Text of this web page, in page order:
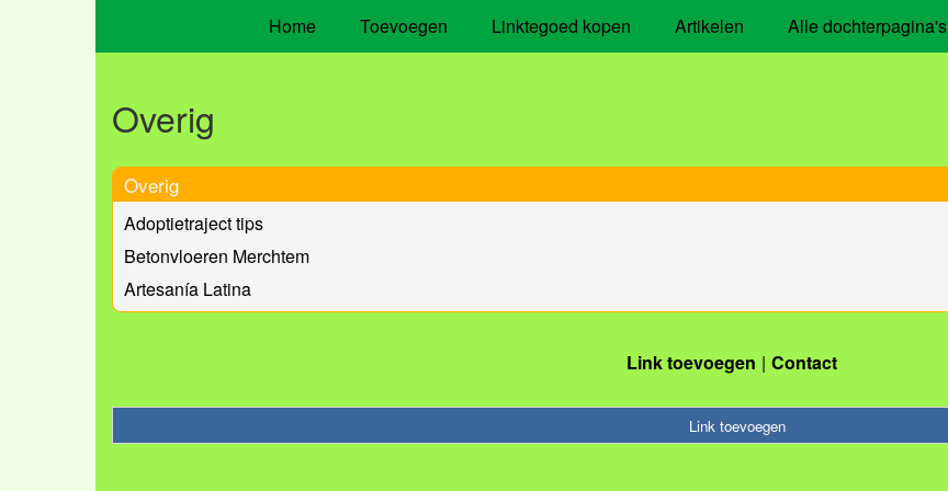
Home Toevoegen Linktegoed kopen Artikelen Alle dochterpagina's
Overig
Overig
Adoptietraject tips
Betonvloeren Merchtem
Artesanía Latina
Link toevoegen Contact
Link toevoegen